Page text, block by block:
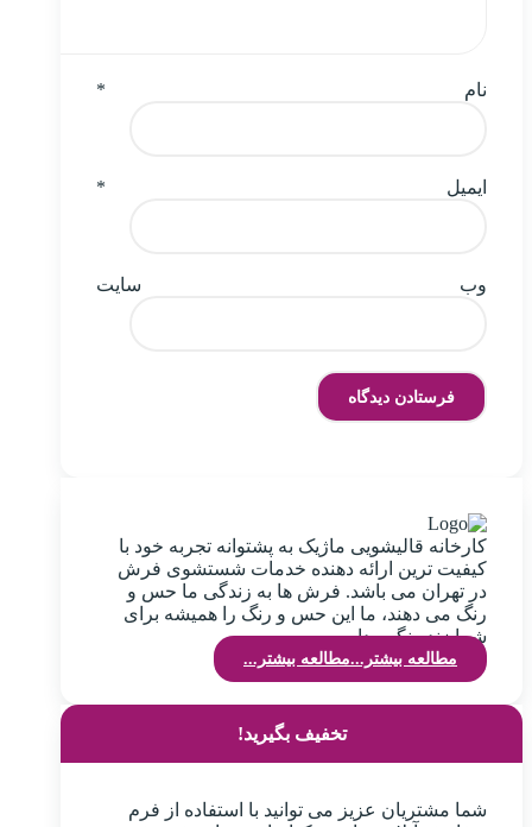
نام *
ایمیل *
وب‌ سایت
کارخانه قالیشویی ماژیک به پشتوانه تجربه خود با
کیفیت ترین ارائه دهنده خدمات شستشوی فرش
در تهران می باشد. فرش ها به زندگی ما حس و
رنگ می دهند، ما این حس و رنگ را همیشه برای
شما زنده نگهمیداریم.
مطالعه بیشتر...مطالعه بیشتر...
تخفیف بگیرید!
شما مشتریان عزیز می توانید با استفاده از فرم